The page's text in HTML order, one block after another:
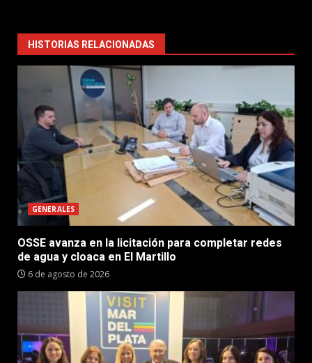
HISTORIAS RELACIONADAS
GENERALES
OSSE avanza en la licitación para completar redes
de agua y cloaca en El Martillo
6 de agosto de 2026